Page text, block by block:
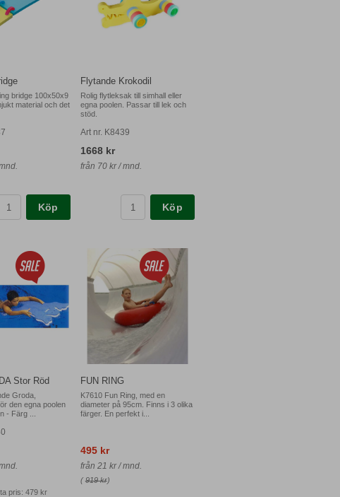
bridge 100x50x9
material och det
Köp
Flytande Krokodil
Rolig flytleksak till simhall eller
egna poolen. Passar till lek och
stöd.
Art nr. K8439
1668 kr
från 70 kr / mnd.
Köp
Stor Röd
Groda,
den egna poolen
- Färg ...
pris: 479 kr
FUN RING
K7610 Fun Ring, med en
diameter på 95cm. Finns i 3 olika
färger. En perfekt i...
495 kr
från 21 kr / mnd.
(919 kr)